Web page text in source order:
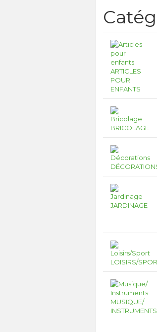
ARTICLES
POUR
ENFANTS
BRICOLAGE
JARDINAGE
LOISIRS/
MUSIQUE/
INSTRUMENTS